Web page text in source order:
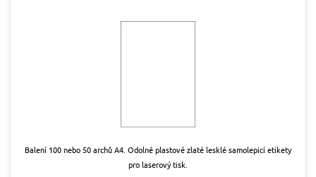
Balení 100 nebo 50 archů A4. Odolné plastové zlaté lesklé samolepicí etikety
pro laserový tisk.